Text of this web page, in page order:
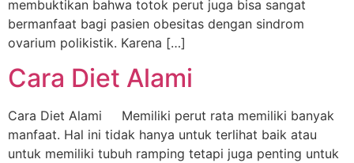
membuktikan bahwa totok perut juga bisa sangat
bermanfaat bagi pasien obesitas dengan sindrom
ovarium polikistik. Karena […]
Cara Diet Alami
Cara Diet Alami Memiliki perut rata memiliki banyak
manfaat. Hal ini tidak hanya untuk terlihat baik atau
untuk memiliki tubuh ramping tetapi juga penting untuk